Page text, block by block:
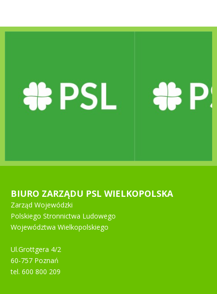
BIURO ZARZĄDU PSL WIELKOPOLSKA
Zarząd Wojewódzki
Polskiego Stronnictwa Ludowego
Województwa Wielkopolskiego
Ul.Grottgera 4/2
60-757 Poznań
tel. 600 800 209